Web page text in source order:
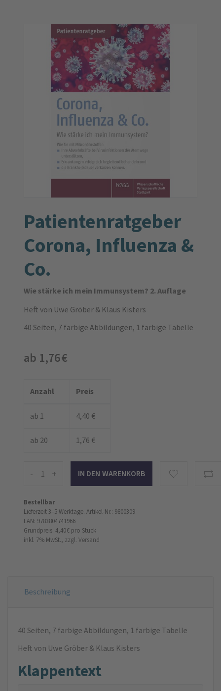
Patienten­ratgeber
Corona, Influenza &
Co.
Wie stärke ich mein Immunsystem? 2. Auflage
Heftvon Uwe Gröber & Klaus Kisters
40 Seiten, 7 farbige Abbildungen, 1 farbige Tabelle
ab 1,76 €
Anzahl Preis
ab 1 4,40 €
ab 20 1,76 €
- +
Bestellbar
Lieferzeit 3–5 Werktage. Artikel-Nr.: 9800309
EAN: 9783804741966
Grundpreis: 4,40 € pro Stück
inkl. 7% MwSt., zzgl. Versand
Beschreibung
40 Seiten, 7 farbige Abbildungen, 1 farbige Tabelle
Heft von Uwe Gröber & Klaus Kisters
Klappentext